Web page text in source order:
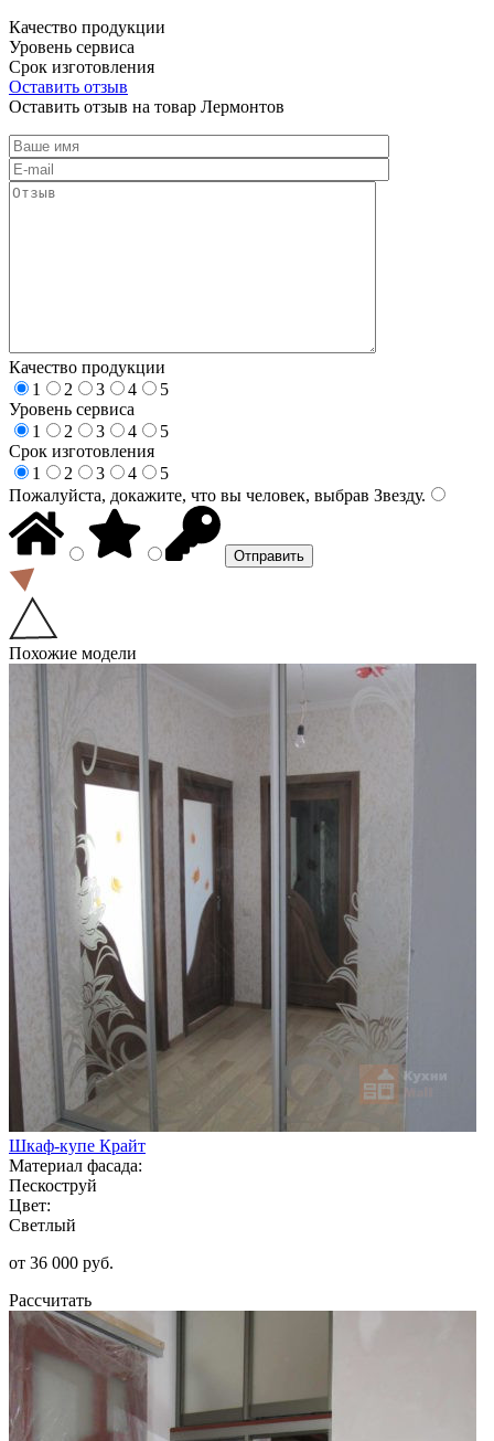
Качество продукции
Уровень сервиса
Срок изготовления
Оставить отзыв
Оставить отзыв на товар Лермонтов
Качество продукции
1
2 3 4
5
Уровень сервиса
1
2 3 4
5
Срок изготовления
1
2 3 4
5
Пожалуйста, докажите, что вы человек, выбрав Звезду.
Похожие модели
Шкаф-купе Крайт
Материал фасада:
Пескоструй
Цвет:
Светлый
от 36 000 руб.
Рассчитать